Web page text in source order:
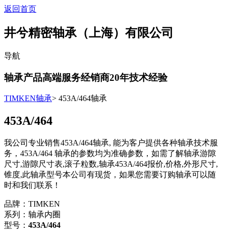
返回首页
井兮精密轴承（上海）有限公司
导航
轴承产品高端服务经销商20年技术经验
TIMKEN轴承> 453A/464轴承
453A/464
我公司专业销售453A/464轴承, 能为客户提供各种轴承技术服
务，453A/464 轴承的参数均为准确参数，如需了解轴承游隙
尺寸,游隙尺寸表,滚子粒数,轴承453A/464报价,价格,外形尺寸,
锥度,此轴承型号本公司有现货，如果您需要订购轴承可以随
时和我们联系！
品牌：TIMKEN
系列：轴承内圈
型号： 453A/464